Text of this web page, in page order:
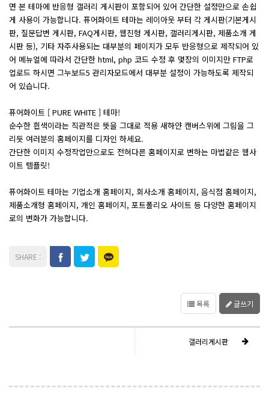
면 본 테마에 반응형 갤러리 게시판이 포함되어 있어 간단한 설정만으로 손쉽
게 사용이 가능합니다. 퓨어화이트 테마는 레이아웃 부터 각 게시판(기본게시
판, 질문답변 게시판, FAQ게시판, 웹진형 게시판, 갤러리게시판, 제품소개 게
시판 등), 기타 자주사용되는 대부분의 페이지가 모두 반응형으로 제작되어 있
어 메뉴얼에 따라서 간단한 html, php 코드 수정 후 몇장의 이미지만 FTP로
업로드 하시면 그누보드5 관리자모드에서 대부분 설정이 가능하도록 제작되
어 있습니다.
퓨어화이트 [ PURE WHITE ] 테마!
순수한 흰색이라는 직관적은 뜻을 그대로 적용 새하얀 캔버스위에 그림을 그
리듯 여러분의 홈페이지를 디자인 하세요.
간단한 이미지 수정작업만으로도 전혀다른 홈페이지로 변하는 마법같은 웹사
이트 템플릿!
퓨어화이트 테마는 기업소개 홈페이지, 회사소개 홈페이지, 음식점 홈페이지,
제품소개형 홈페이지, 개인 홈페이지, 포트폴리오 사이트 등 다양한 홈페이지
로의 변화가 가능합니다.
목록 글쓰기
갤러리게시판